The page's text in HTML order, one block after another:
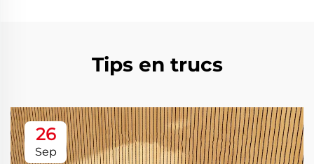
Tips en trucs
26
Sep